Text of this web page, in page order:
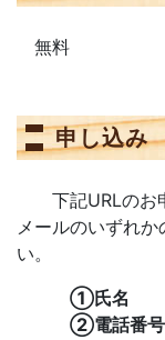
無料
申し込み
下記URLのお
メールのいずれ
い。
①氏名
②電話番号ま